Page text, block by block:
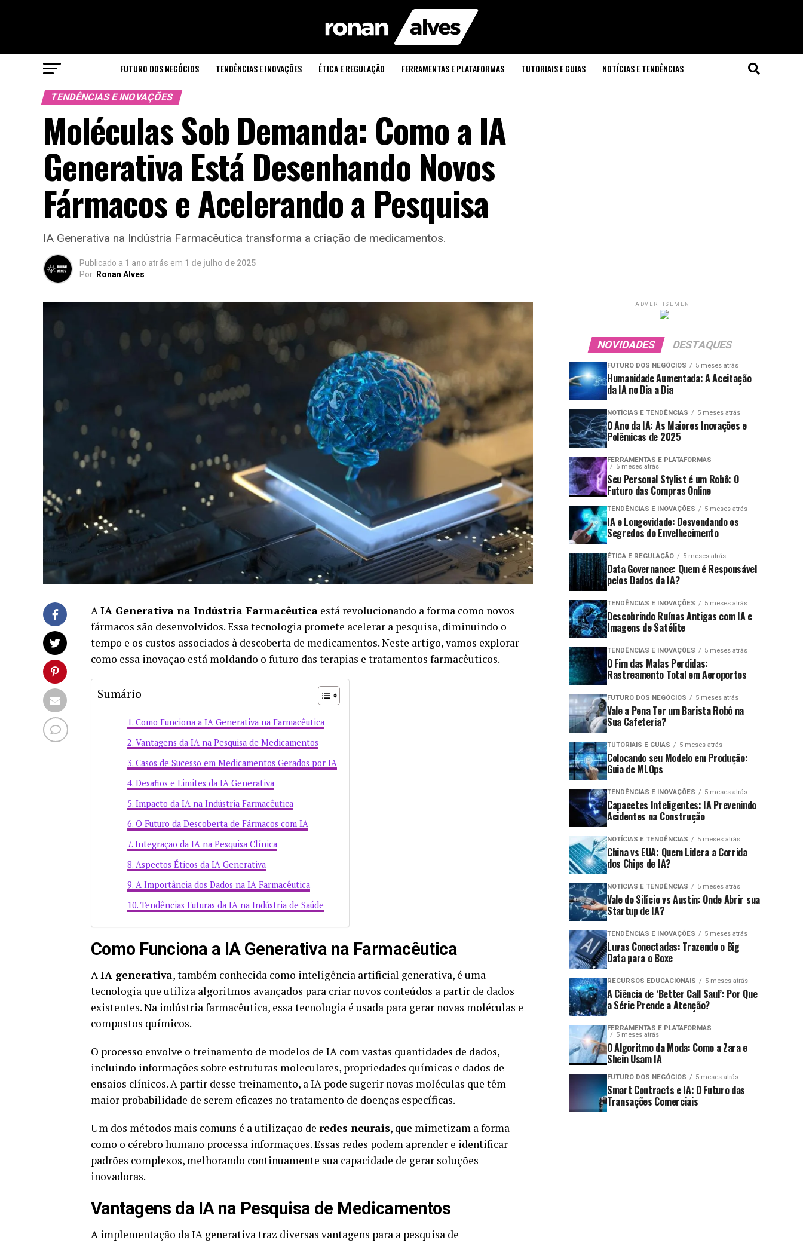
FUTURO DOS NEGÓCIOS TENDÊNCIAS E INOVAÇÕES ÉTICA E REGULAÇÃO FERRAMENTAS E PLATAFORMAS TUTORIAIS E GUIAS NOTÍCIAS E TENDÊNCIAS
TENDÊNCIAS E INOVAÇÕES
Moléculas Sob Demanda: Como a IA
Generativa Está Desenhando Novos
Fármacos e Acelerando a Pesquisa
IA Generativa na Indústria Farmacêutica transforma a criação de medicamentos.
Publicado a 1 ano atrás em 1 de julho de 2025
Por: Ronan Alves
AIA Generativa na Indústria Farmacêutica está revolucionando a forma como novos
fármacos são desenvolvidos. Essa tecnologia promete acelerar a pesquisa, diminuindo o
tempo e os custos associados à descoberta de medicamentos. Neste artigo, vamos explorar
como essa inovação está moldando o futuro das terapias e tratamentos farmacêuticos.
Sumário
Como Funciona a IA Generativa na Farmacêutica
Vantagens da IA na Pesquisa de Medicamentos
Casos de Sucesso em Medicamentos Gerados por IA
Desafios e Limites da IA Generativa
Impacto da IA na Indústria Farmacêutica
O Futuro da Descoberta de Fármacos com IA
Integração da IA na Pesquisa Clínica
Aspectos Éticos da IA Generativa
A Importância dos Dados na IA Farmacêutica
Tendências Futuras da IA na Indústria de Saúde
Como Funciona a IA Generativa na Farmacêutica
AIA generativa, também conhecida como inteligência artificial generativa, é uma
tecnologia que utiliza algoritmos avançados para criar novos conteúdos a partir de dados
existentes. Na indústria farmacêutica, essa tecnologia é usada para gerar novas moléculas e
compostos químicos.
O processo envolve o treinamento de modelos de IA com vastas quantidades de dados,
incluindo informações sobre estruturas moleculares, propriedades químicas e dados de
ensaios clínicos. A partir desse treinamento, a IA pode sugerir novas moléculas que têm
maior probabilidade de serem eficazes no tratamento de doenças específicas.
Um dos métodos mais comuns é a utilização de redes neurais, que mimetizam a forma
como o cérebro humano processa informações. Essas redes podem aprender e identificar
padrões complexos, melhorando continuamente sua capacidade de gerar soluções
inovadoras.
Vantagens da IA na Pesquisa de Medicamentos
A implementação da IA generativa traz diversas vantagens para a pesquisa de
ADVERTISEMENT
NOVIDADES DESTAQUES
FUTURO DOS NEGÓCIOS 5 meses atrás
Humanidade Aumentada: A Aceitação
da IA no Dia a Dia
NOTÍCIAS E TENDÊNCIAS 5 meses atrás
O Ano da IA: As Maiores Inovações e
Polêmicas de 2025
FERRAMENTAS E PLATAFORMAS
5 meses atrás
Seu Personal Stylist é um Robô: O
Futuro das Compras Online
TENDÊNCIAS E INOVAÇÕES 5 meses atrás
IA e Longevidade: Desvendando os
Segredos do Envelhecimento
ÉTICA E REGULAÇÃO 5 meses atrás
Data Governance: Quem é Responsável
pelos Dados da IA?
TENDÊNCIAS E INOVAÇÕES 5 meses atrás
Descobrindo Ruínas Antigas com IA e
Imagens de Satélite
TENDÊNCIAS E INOVAÇÕES 5 meses atrás
O Fim das Malas Perdidas:
Rastreamento Total em Aeroportos
FUTURO DOS NEGÓCIOS 5 meses atrás
Vale a Pena Ter um Barista Robô na
Sua Cafeteria?
TUTORIAIS E GUIAS 5 meses atrás
Colocando seu Modelo em Produção:
Guia de MLOps
TENDÊNCIAS E INOVAÇÕES 5 meses atrás
Capacetes Inteligentes: IA Prevenindo
Acidentes na Construção
NOTÍCIAS E TENDÊNCIAS 5 meses atrás
China vs EUA: Quem Lidera a Corrida
dos Chips de IA?
NOTÍCIAS E TENDÊNCIAS 5 meses atrás
Vale do Silício vs Austin: Onde Abrir sua
Startup de IA?
TENDÊNCIAS E INOVAÇÕES 5 meses atrás
Luvas Conectadas: Trazendo o Big
Data para o Boxe
RECURSOS EDUCACIONAIS 5 meses atrás
A Ciência de ‘Better Call Saul’: Por Que
a Série Prende a Atenção?
FERRAMENTAS E PLATAFORMAS
5 meses atrás
O Algoritmo da Moda: Como a Zara e
Shein Usam IA
FUTURO DOS NEGÓCIOS 5 meses atrás
Smart Contracts e IA: O Futuro das
Transações Comerciais